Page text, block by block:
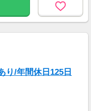
り/年間休日125日